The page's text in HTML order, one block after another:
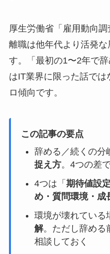
厚生労働省「雇用動向
離職は他年代より活発
す。「最初の1〜2年で
はIT業界に限った話では
ロ傾向です。
この記事の要点
辞める／続くの分
捉え方。4つの差
4つは「 期待値設
め・質問環境・成
環境が壊れている
解。ただし辞める
相談しておく